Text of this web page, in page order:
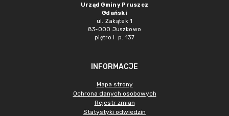
Urząd Gminy Pruszcz
Gdański
ul. Zakątek 1
83-000 Juszkowo
piętro I p. 137
INFORMACJE
Mapa strony
Ochrona danych osobowych
Rejestr zmian
Statystyki odwiedzin